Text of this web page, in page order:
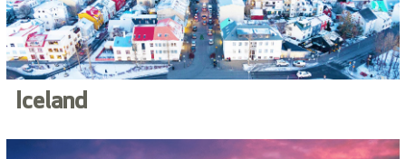
Iceland